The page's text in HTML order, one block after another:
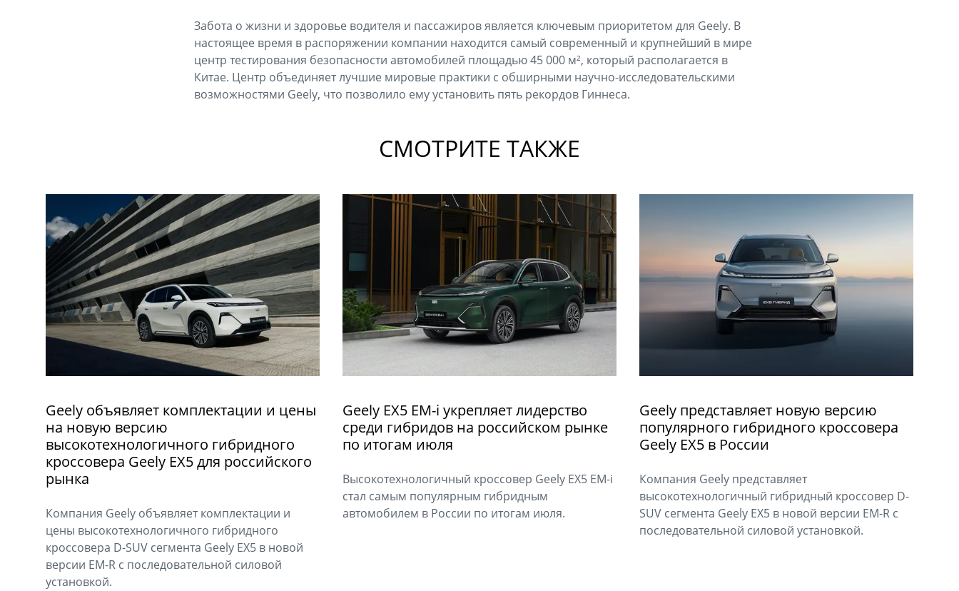
Забота о жизни и здоровье водителя и пассажиров является ключевым приоритетом для Geely. В
настоящее время в распоряжении компании находится самый современный и крупнейший в мире
центр тестирования безопасности автомобилей площадью 45 000 м², который располагается в
Китае. Центр объединяет лучшие мировые практики с обширными научно-исследовательскими
возможностями Geely, что позволило ему установить пять рекордов Гиннеса.
СМОТРИТЕ ТАКЖЕ
Geely объявляет комплектации и цены
на новую версию
высокотехнологичного гибридного
кроссовера Geely EX5 для российского
рынка
Компания Geely объявляет комплектации и
цены высокотехнологичного гибридного
кроссовера D-SUV сегмента Geely EX5 в новой
версии EM-R с последовательной силовой
установкой.
Geely EX5 EM-i укрепляет лидерство
среди гибридов на российском рынке
по итогам июля
Высокотехнологичный кроссовер Geely EX5 EM-i
стал самым популярным гибридным
автомобилем в России по итогам июля.
Geely представляет новую версию
популярного гибридного кроссовера
Geely EX5 в России
Компания Geely представляет
высокотехнологичный гибридный кроссовер D-
SUV сегмента Geely EX5 в новой версии EM-R с
последовательной силовой установкой.